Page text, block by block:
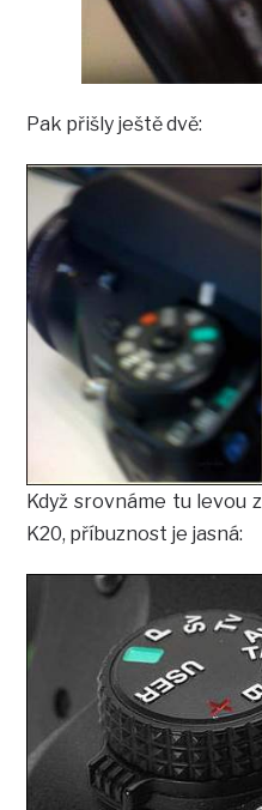
Pak přišly ještě dvě:
Když srovnáme tu levou
K20, příbuznost je jasná: